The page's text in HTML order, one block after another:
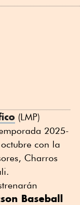
(LMP)
2025-
con la
Charros
Baseball